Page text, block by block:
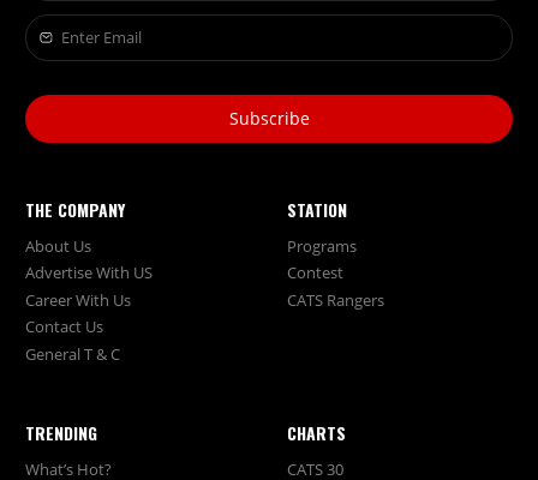
Subscribe
THE COMPANY
About Us
Advertise With US
Career With Us
Contact Us
General T & C
STATION
Programs
Contest
CATS Rangers
TRENDING
What’s Hot?
CHARTS
CATS 30